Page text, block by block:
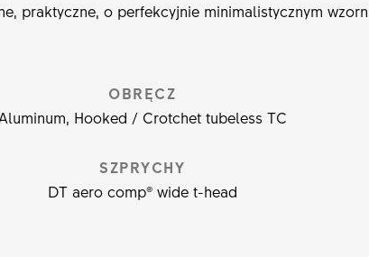
praktyczne, o perfekcyjnie minimalistycznym
OBRĘCZ
Hooked / Crotchet tubeless TC
SZPRYCHY
DT aero comp® wide t-head